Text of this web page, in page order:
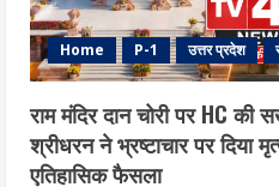
Home P-1 उत्तर प्रदेश
राम मंदिर दान चोरी पर HC
श्रीधरन ने भ्रष्टाचार पर द‍िया
एत‍िहास‍िक फैसला